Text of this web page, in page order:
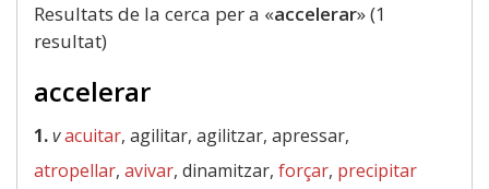
Resultats de la cerca per a «accelerar» (1
resultat)
accelerar
1.vacuitar, agilitar, agilitzar, apressar,
atropellar, avivar, dinamitzar, forçar, precipitar